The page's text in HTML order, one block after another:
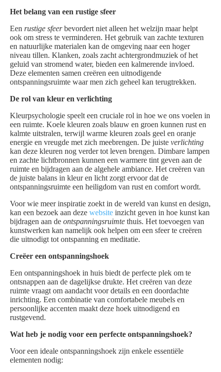
Het belang van een rustige sfeer
Een rustige sfeerbevordert niet alleen het welzijn maar helpt
ook om stress te verminderen. Het gebruik van zachte texturen
en natuurlijke materialen kan de omgeving naar een hoger
niveau tillen. Klanken, zoals zacht achtergrondmuziek of het
geluid van stromend water, bieden een kalmerende invloed.
Deze elementen samen creëren een uitnodigende
ontspanningsruimte waar men zich geheel kan terugtrekken.
De rol van kleur en verlichting
Kleurpsychologie speelt een cruciale rol in hoe we ons voelen in
een ruimte. Koele kleuren zoals blauw en groen kunnen rust en
kalmte uitstralen, terwijl warme kleuren zoals geel en oranje
energie en vreugde met zich meebrengen. De juiste verlichting
kan deze kleuren nog verder tot leven brengen. Dimbare lampen
en zachte lichtbronnen kunnen een warmere tint geven aan de
ruimte en bijdragen aan de algehele ambiance. Het creëren van
de juiste balans in kleur en licht zorgt ervoor dat de
ontspanningsruimte een heiligdom van rust en comfort wordt.
Voor wie meer inspiratie zoekt in de wereld van kunst en design,
kan een bezoek aan deze website inzicht geven in hoe kunst kan
bijdragen aan de ontspanningsruimte thuis. Het toevoegen van
kunstwerken kan namelijk ook helpen om een sfeer te creëren
die uitnodigt tot ontspanning en meditatie.
Creëer een ontspanningshoek
Een ontspanningshoek in huis biedt de perfecte plek om te
ontsnappen aan de dagelijkse drukte. Het creëren van deze
ruimte vraagt om aandacht voor details en een doordachte
inrichting. Een combinatie van comfortabele meubels en
persoonlijke accenten maakt deze hoek uitnodigend en
rustgevend.
Wat heb je nodig voor een perfecte ontspanningshoek?
Voor een ideale ontspanningshoek zijn enkele essentiële
elementen nodig: